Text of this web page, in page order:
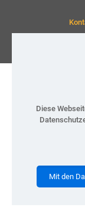
Diese
Mit den